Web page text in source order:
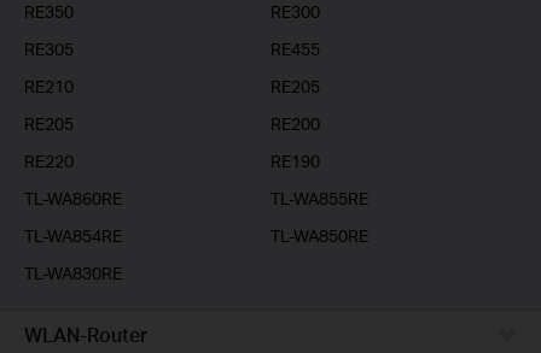
RE350
RE300
RE305
RE455
RE210
RE205
RE205
RE200
RE220
RE190
TL-WA860RE
TL-WA855RE
TL-WA854RE
TL-WA850RE
TL-WA830RE
WLAN-Router